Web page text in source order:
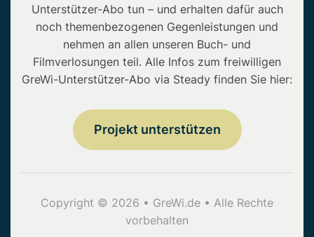
Unterstützer-Abo tun – und erhalten dafür auch
noch themenbezogenen Gegenleistungen und
nehmen an allen unseren Buch- und
Filmverlosungen teil. Alle Infos zum freiwilligen
GreWi-Unterstützer-Abo via Steady finden Sie hier:
Projekt unterstützen
Copyright © 2026 • GreWi.de • Alle Rechte
vorbehalten